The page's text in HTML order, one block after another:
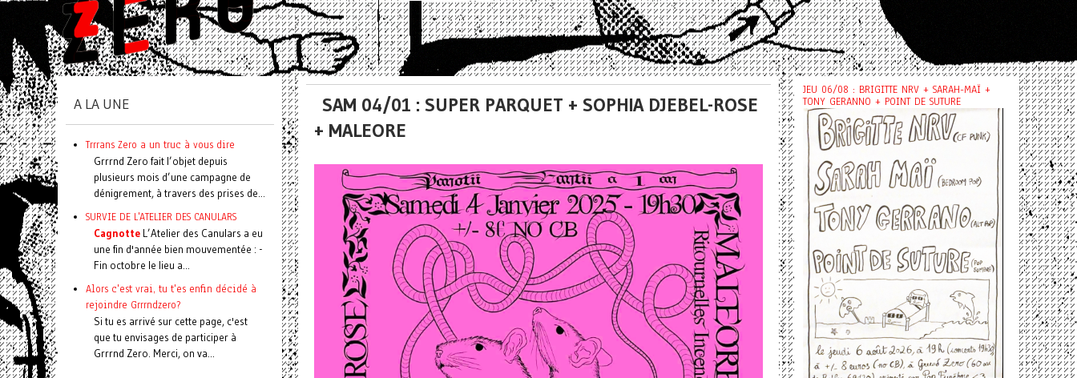
SAM 04/01 : SUPER PARQUET + SOPHIA DJEBEL-ROSE
+ MALEORE
A LA UNE
Trrrans Zero a un truc à vous dire
Grrrnd Zero fait l’objet depuis
plusieurs mois d’une campagne de
dénigrement, à travers des prises de...
SURVIE DE L'ATELIER DES CANULARS
Cagnotte L’Atelier des Canulars a eu
une fin d'année bien mouvementée : -
Fin octobre le lieu a...
Alors c'est vrai, tu t'es enfin décidé à
rejoindre Grrrndzero?
Si tu es arrivé sur cette page, c'est
que tu envisages de participer à
Grrrnd Zero. Merci, on va...
JEU 06/08 : BRIGITTE NRV + SARAH-MAÏ +
TONY GERANNO + POINT DE SUTURE